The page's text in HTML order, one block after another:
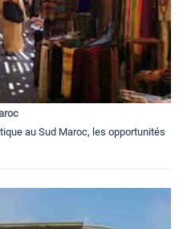
au Sud Maroc, les opportunités